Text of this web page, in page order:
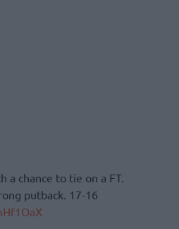
a chance to tie on a FT.
putback. 17-16